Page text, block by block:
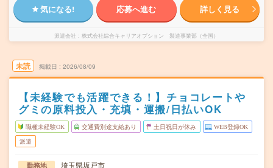
気になる! 応募へ進む 詳しく見る
派遣会社 株式会社綜合キャリアオプション 製造事業部（全国）
未読 掲載日 2026/08/09
【未経験でも活躍できる！】チョコレートや
グミの原料投入・充填・運搬/日払いOK
職種未経験OK 交通費別途支給あり 土日祝日が休み WEB登録OK
派遣
勤務地
埼玉県坂戸市